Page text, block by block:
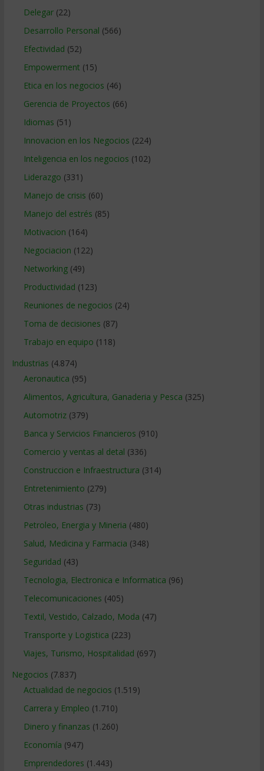
Delegar(22)
Desarrollo Personal (566)
Efectividad (52)
Empowerment (15)
Etica en los negocios (46)
Gerencia de Proyectos (66)
Idiomas (51)
Innovacion en los Negocios (224)
Inteligencia en los negocios (102)
Liderazgo (331)
Manejo de crisis (60)
Manejo del estrés (85)
Motivacion (164)
Negociacion (122)
Networking(49)
Productividad (123)
Reuniones de negocios (24)
Toma de decisiones (87)
Trabajo en equipo (118)
Industrias (4.874)
Aeronautica (95)
Alimentos, Agricultura, Ganaderia y Pesca (325)
Automotriz(379)
Banca y Servicios Financieros (910)
Comercio y ventas al detal (336)
Construccion e Infraestructura (314)
Entretenimiento (279)
Otras industrias (73)
Petroleo, Energia y Mineria (480)
Salud, Medicina y Farmacia (348)
Seguridad (43)
Tecnologia, Electronica e Informatica (96)
Telecomunicaciones (405)
Textil, Vestido, Calzado, Moda (47)
Transporte y Logistica (223)
Viajes, Turismo, Hospitalidad (697)
Negocios (7.837)
Actualidad de negocios (1.519)
Carrera y Empleo (1.710)
Dinero y finanzas (1.260)
Economía (947)
Emprendedores (1.443)